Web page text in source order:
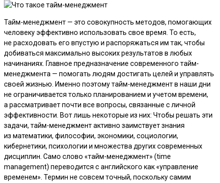
Тайм-менеджмент — это совокупность методов, помогающих
человеку эффективно использовать свое время. То есть,
не расходовать его впустую и распоряжаться им так, чтобы
добиваться максимально высоких результатов в любых
начинаниях. Главное предназначение современного тайм-
менеджмента — помогать людям достигать целей и управлять
своей жизнью. Именно поэтому тайм-менеджмент в наши дни
не ограничивается только планированием и учетом времени,
а рассматривает почти все вопросы, связанные с личной
эффективности. Вот лишь некоторые из них: Чтобы решать эти
задачи, тайм-менеджмент активно заимствует знания
из математики, философии, экономики, социологии,
кибернетики, психологии и множества других современных
дисциплин. Само слово «тайм-менеджмент» (time
management) переводится с английского как «управление
временем». Термин не совсем точный, поскольку самим